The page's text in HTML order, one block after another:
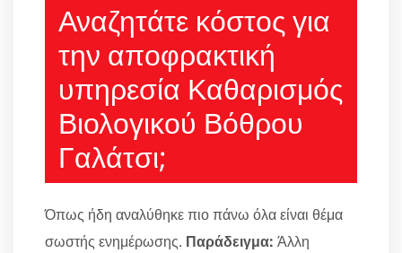
Αναζητάτε κόστος για
την αποφρακτική
υπηρεσία Καθαρισμός
Βιολογικού Βόθρου
Γαλάτσι;
Όπως ήδη αναλύθηκε πιο πάνω όλα είναι θέμα
σωστής ενημέρωσης. Παράδειγμα: Άλλη